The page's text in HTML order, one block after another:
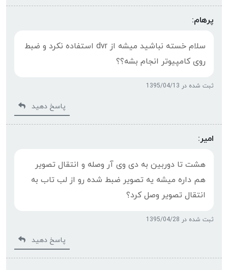
پرهام:
سلام خسته نباشید میشه از dvr استفاده نکرد و ضبط
روی کامپیوتر انجام بشه؟؟
ثبت شده در 1395/04/13
پاسخ دهید
امیر:
هشت تا دوربین به دی وی آر وصله و انتقال تصویر
هم داره میشه یه تصویر ضبط شده رو از لب تاب به
انتقال تصویر وصل کرد؟
ثبت شده در 1395/04/28
پاسخ دهید